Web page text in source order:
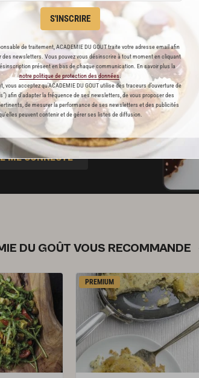
S'INSCRIRE
de traitement, ACADEMIE DU GOUT traite votre adresse email afin
des newsletters. Vous pouvez vous désinscrire à tout moment en cliquant
présent en bas de chaque communication. En savoir plus la
notre politique de protection des données.
vous acceptez qu'ACADEMIE DU GOUT utilise des traceurs d’ouverture de
afin d’adapter la fréquence de ses newsletters, de vous proposer des
de mesurer la performance de ses newsletters et des publicités
peuvent contenir et de gérer ses listes de diffusion.
ME CONNECTE
DU GOÛT VOUS RECOMMANDE
PREMIUM